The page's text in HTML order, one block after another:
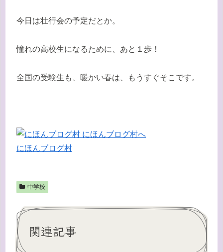
今日は壮行会の予定だとか。
憧れの高校生になるために、あと１歩！
全国の受験生も、暖かい春は、もうすぐそこです。
にほんブログ村
中学校
関連記事